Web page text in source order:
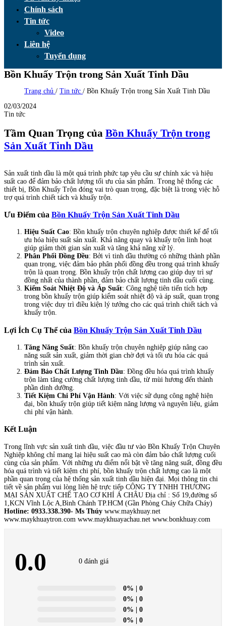
Chính sách
Tin tức
Video
Liên hệ
Tuyển dụng
Bồn Khuấy Trộn trong Sản Xuất Tinh Dầu
Trang chủ / Tin tức / Bồn Khuấy Trộn trong Sản Xuất Tinh Dầu
02/03/2024
Tin tức
Tầm Quan Trọng của Bồn Khuấy Trộn trong
Sản Xuất Tinh Dầu
Sản xuất tinh dầu là một quá trình phức tạp yêu cầu sự chính xác và hiệu
suất cao để đảm bảo chất lượng tối ưu của sản phẩm. Trong hệ thống các
thiết bị, Bồn Khuấy Trộn đóng vai trò quan trọng, đặc biệt là trong việc hỗ
trợ quá trình chiết tách và khuấy trộn.
Ưu Điểm của Bồn Khuấy Trộn Sản Xuất Tinh Dầu
Hiệu Suất Cao: Bồn khuấy trộn chuyên nghiệp được thiết kế để tối
ưu hóa hiệu suất sản xuất. Khả năng quay và khuấy trộn linh hoạt
giúp giảm thời gian sản xuất và tăng khả năng xử lý.
Phân Phối Đồng Đều: Bởi vì tinh dầu thường có những thành phần
quan trọng, việc đảm bảo phân phối đồng đều trong quá trình khuấy
trộn là quan trọng. Bồn khuấy trộn chất lượng cao giúp duy trì sự
đồng nhất của thành phần, đảm bảo chất lượng tinh dầu cuối cùng.
Kiểm Soát Nhiệt Độ và Áp Suất: Công nghệ tiên tiến tích hợp
trong bồn khuấy trộn giúp kiểm soát nhiệt độ và áp suất, quan trọng
trong việc duy trì điều kiện lý tưởng cho các quá trình chiết tách và
khuấy trộn.
Lợi Ích Cụ Thể của Bồn Khuấy Trộn Sản Xuất Tinh Dầu
Tăng Năng Suất: Bồn khuấy trộn chuyên nghiệp giúp nâng cao
năng suất sản xuất, giảm thời gian chờ đợi và tối ưu hóa các quá
trình sản xuất.
Đảm Bảo Chất Lượng Tinh Dầu: Đồng đều hóa quá trình khuấy
trộn làm tăng cường chất lượng tinh dầu, từ mùi hương đến thành
phần dinh dưỡng.
Tiết Kiệm Chi Phí Vận Hành: Với việc sử dụng công nghệ hiện
đại, bồn khuấy trộn giúp tiết kiệm năng lượng và nguyên liệu, giảm
chi phí vận hành.
Kết Luận
Trong lĩnh vực sản xuất tinh dầu, việc đầu tư vào Bồn Khuấy Trộn Chuyên
Nghiệp không chỉ mang lại hiệu suất cao mà còn đảm bảo chất lượng cuối
cùng của sản phẩm. Với những ưu điểm nổi bật về tăng năng suất, đồng đều
hóa quá trình và tiết kiệm chi phí, bồn khuấy trộn chất lượng cao là một
phần quan trọng của hệ thống sản xuất tinh dầu hiện đại. Mọi thông tin chi
tiết về sản phẩm vui lòng liên hệ trực tiếp CÔNG TY TNHH THƯƠNG
MẠI SẢN XUẤT CHẾ TẠO CƠ KHÍ Á CHÂU Địa chỉ : Số 19,đường số
1,KCN Vĩnh Lộc A,Bình Chánh TP.HCM (Gần Phòng Cháy Chữa Cháy)
Hotline: 0933.338.390- Ms Thúy www.maykhuay.net
www.maykhuaytron.com www.maykhuayachau.net www.bonkhuay.com
0.0 0 đánh giá
0% | 0
0% | 0
0% | 0
0% | 0